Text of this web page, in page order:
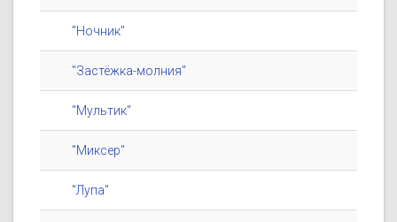
"Ночник"
"Застёжка-молния"
"Мультик"
"Миксер"
"Лупа"